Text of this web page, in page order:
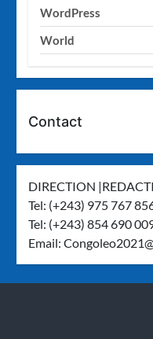
WordPress
World
Contact
DIRECTION
Tel: (+243) 975 767
Tel: (+243) 854 690
Email: